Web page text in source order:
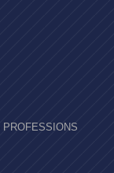
PROFESSIONS